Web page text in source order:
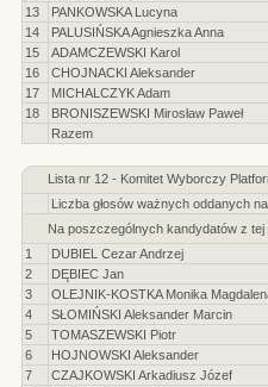
13
PANKOWSKA Lucyna
14
PALUSIŃSKA Agnieszka Anna
15
ADAMCZEWSKI Karol
16
CHOJNACKI Aleksander
17
MICHALCZYK Adam
18
BRONISZEWSKI Mirosław Paweł
Razem
Lista nr 12 - Komitet Wyborczy
Liczba głosów ważnych oddanych
Na poszczególnych kandydatów z
1
DUBIEL Cezar Andrzej
2
DĘBIEC Jan
3
OLEJNIK-KOSTKA Monika
4
SŁOMIŃSKI Aleksander Marcin
5
TOMASZEWSKI Piotr
6
HOJNOWSKI Aleksander
7
CZAJKOWSKI Arkadiusz Józef